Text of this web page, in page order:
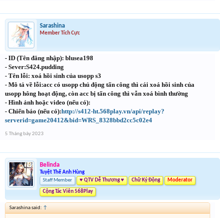
Sarashina
Member Tích Cực
- ID (Tên đăng nhập): blusea198
- Sever:S424.pudding
- Tên lỗi: xoá hồi sinh của usopp s3
- Mô tả về lỗi:acc có usopp chủ động tấn công thì cái xoá hồi sinh của
usopp hông hoạt động, còn acc bị tấn công thì vẫn xoá bình thường
- Hình ảnh hoặc video (nếu có):
- Chiến báo (nếu có):http://s412-ht.568play.vn/api/replay?
serverid=game20412&bid=WRS_8328bbd2cc5c02e4
5 Tháng bảy 2023
Belinda
Tuyệt Thế Anh Hùng
Staff Member
♥ QTV Dễ Thương ♥ Chữ Ký Động Moderator
Cộng Tác Viên 568Play
Sarashina said: ↑